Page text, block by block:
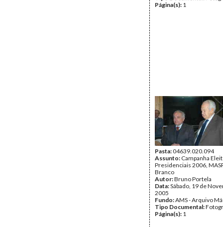
Página(s): 1
Pasta:04639.020.094
Assunto: Campanha
Presidenciais 2006,
Branco
Autor:Bruno Portela
Data:Sábado, 19 de
2005
Fundo:AMS - Arquivo
Tipo Documental:
Página(s): 1